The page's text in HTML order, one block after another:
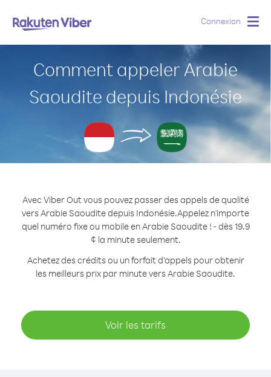
Connexion
Comment appeler Arabie
Saoudite depuis Indonésie
Avec Viber Out vous pouvez passer des appels de qualité
vers Arabie Saoudite depuis Indonésie.Appelez n'importe
quel numéro fixe ou mobile en Arabie Saoudite ! - dès 19.9
¢ la minute seulement.
Achetez des crédits ou un forfait d’appels pour obtenir
les meilleurs prix par minute vers Arabie Saoudite.
Voir les tarifs